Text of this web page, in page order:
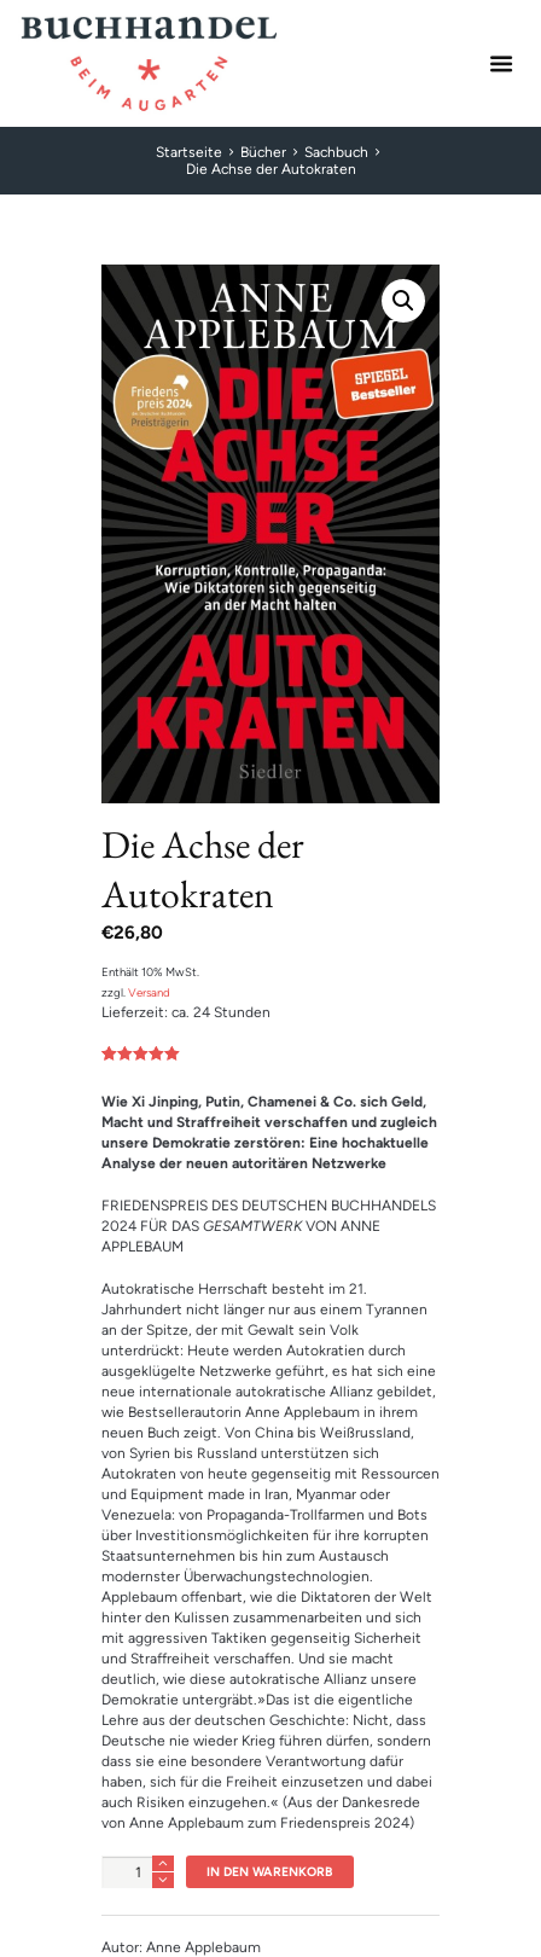
Startseite Bücher
Sachbuch
Die Achse der Autokraten
Die Achse der
Autokraten
€26,80
Enthält 10% MwSt.
zzgl.Versand
Lieferzeit: ca. 24 Stunden
basierend
auf
rtung
Wie Xi Jinping, Putin, Chamenei & Co. sich Geld,
Macht und Straffreiheit verschaffen und zugleich
unsere Demokratie zerstören: Eine hochaktuelle
Analyse der neuen autoritären Netzwerke
FRIEDENSPREIS DES DEUTSCHEN BUCHHANDELS
2024 FÜR DAS GESAMTWERKVON ANNE
APPLEBAUM
Autokratische Herrschaft besteht im 21.
Jahrhundert nicht länger nur aus einem Tyrannen
an der Spitze, der mit Gewalt sein Volk
unterdrückt: Heute werden Autokratien durch
ausgeklügelte Netzwerke geführt, es hat sich eine
neue internationale autokratische Allianz gebildet,
wie Bestsellerautorin Anne Applebaum in ihrem
neuen Buch zeigt. Von China bis Weißrussland,
von Syrien bis Russland unterstützen sich
Autokraten von heute gegenseitig mit Ressourcen
und Equipment made in Iran, Myanmar oder
Venezuela: von Propaganda-Trollfarmen und Bots
über Investitionsmöglichkeiten für ihre korrupten
Staatsunternehmen bis hin zum Austausch
modernster Überwachungstechnologien.
Applebaum offenbart, wie die Diktatoren der Welt
hinter den Kulissen zusammenarbeiten und sich
mit aggressiven Taktiken gegenseitig Sicherheit
und Straffreiheit verschaffen. Und sie macht
deutlich, wie diese autokratische Allianz unsere
Demokratie untergräbt.»Das ist die eigentliche
Lehre aus der deutschen Geschichte: Nicht, dass
Deutsche nie wieder Krieg führen dürfen, sondern
dass sie eine besondere Verantwortung dafür
haben, sich für die Freiheit einzusetzen und dabei
auch Risiken einzugehen.« (Aus der Dankesrede
von Anne Applebaum zum Friedenspreis 2024)
Anzahl IN DEN WARENKORB
Autor: Anne Applebaum